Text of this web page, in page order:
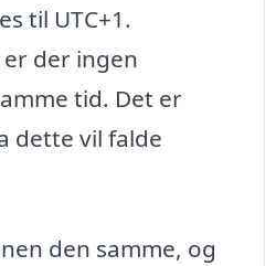
til UTC+1.
der ingen
tid. Det er
dette vil falde
den samme, og